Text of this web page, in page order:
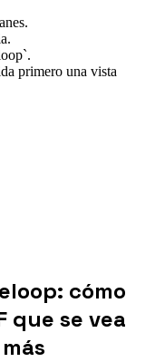
primero una vista
cómo
que se vea